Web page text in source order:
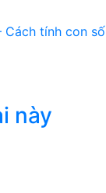
tính con
này